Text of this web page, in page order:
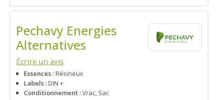
Pechavy Energies
Alternatives
Écrire un avis
Essences :Résineux
Labels :DIN +
Conditionnement :Vrac, Sac